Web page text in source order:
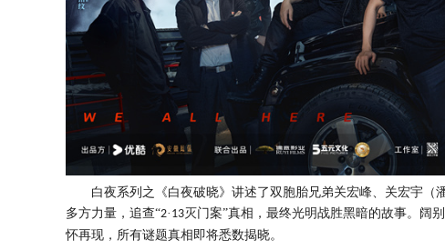
白夜系列之《白夜破晓》讲述了双胞胎兄弟关宏峰、关宏宇（
多方力量，追查“2· 13灭门案”真相，最终光明战胜黑暗的故事。阔
怀再现，所有谜题真相即将悉数揭晓。